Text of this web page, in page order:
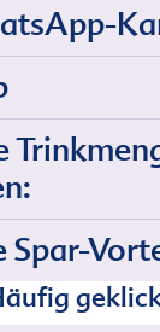
Spar-